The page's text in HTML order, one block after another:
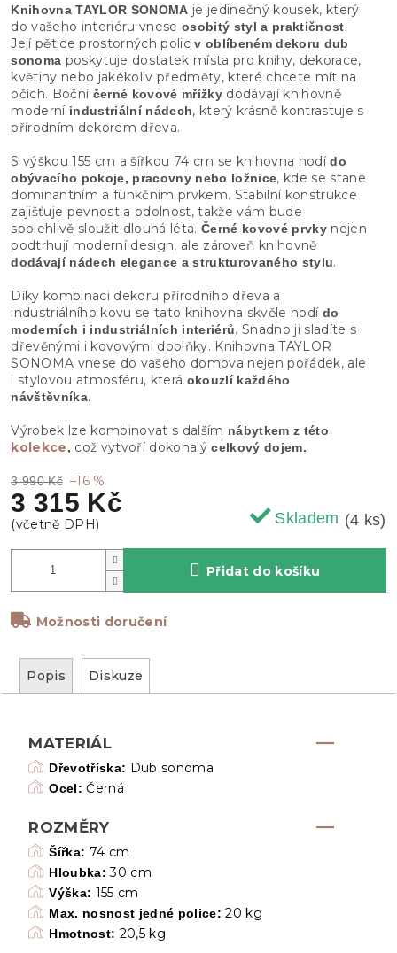
3 990 Kč –16 %
3 315 Kč
Skladem (4 ks)
Možnosti doručení
Přidat do košíku
Knihovna TAYLOR SONOMA je jedinečný kousek, který
do vašeho interiéru vnese osobitý styl a praktičnost.
Její pětice prostorných policv oblíbeném dekoru dub
sonoma poskytuje dostatek místa pro knihy, dekorace,
květiny nebo jakékoliv předměty, které chcete mít na
očích. Boční černé kovové mřížkydodávají knihovně
moderní industriální nádech, který krásně kontrastuje s
přírodním dekorem dřeva.
S výškou 155 cm a šířkou 74 cm se knihovna hodído
obývacího pokoje, pracovny nebo ložnice, kde se stane
dominantním a funkčním prvkem. Stabilní konstrukce
zajišťuje pevnost a odolnost, takže vám bude
spolehlivě sloužit dlouhá léta. Černé kovové prvkynejen
podtrhují moderní design, ale zároveň knihovně
dodávají nádech elegance a strukturovaného stylu.
Díky kombinaci dekoru přírodního dřeva a
industriálního kovu se tato knihovna skvěle hodí do
moderních i industriálních interiérů. Snadno ji sladíte s
dřevěnými i kovovými doplňky. Knihovna TAYLOR
SONOMA vnese do vašeho domova nejen pořádek, ale
i stylovou atmosféru, která okouzlí každého
návštěvníka.
Výrobek lze kombinovat s dalším nábytkem z této
kolekce, což vytvoří dokonalýcelkový dojem.
Popis Diskuze
MATERIÁL
Dřevotříska: Dub sonoma
Ocel: Černá
ROZMĚRY
Šířka: 74 cm
Hloubka: 30 cm
Výška: 155 cm
Max. nosnost jedné police: 20 kg
Hmotnost: 20,5 kg